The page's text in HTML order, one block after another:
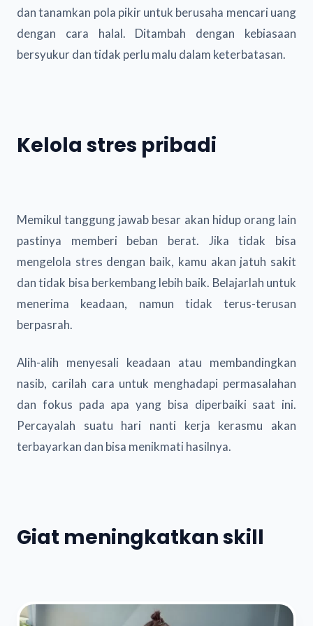
dan tanamkan pola pikir untuk berusaha mencari uang
dengan cara halal. Ditambah dengan kebiasaan
bersyukur dan tidak perlu malu dalam keterbatasan.
Kelola stres pribadi
Memikul tanggung jawab besar akan hidup orang lain
pastinya memberi beban berat. Jika tidak bisa
mengelola stres dengan baik, kamu akan jatuh sakit
dan tidak bisa berkembang lebih baik. Belajarlah untuk
menerima keadaan, namun tidak terus-terusan
berpasrah.
Alih-alih menyesali keadaan atau membandingkan
nasib, carilah cara untuk menghadapi permasalahan
dan fokus pada apa yang bisa diperbaiki saat ini.
Percayalah suatu hari nanti kerja kerasmu akan
terbayarkan dan bisa menikmati hasilnya.
Giat meningkatkan skill